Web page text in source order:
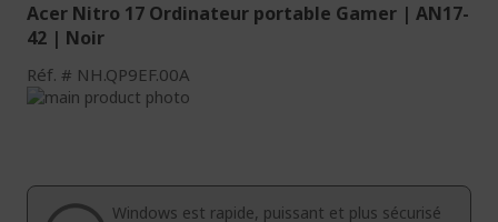
Acer Nitro 17 Ordinateur portable Gamer | AN17-
42 | Noir
Réf. NH.QP9EF.00A
Passer
de
de
Windows est rapide, puissant et plus sécurisé